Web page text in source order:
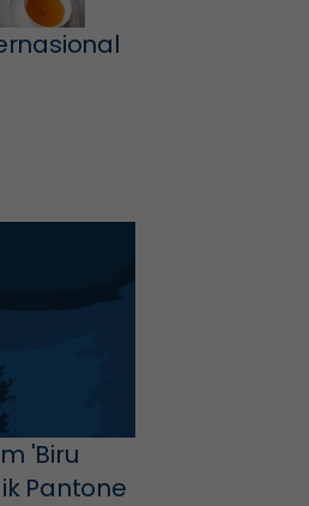
'Biru
Pantone